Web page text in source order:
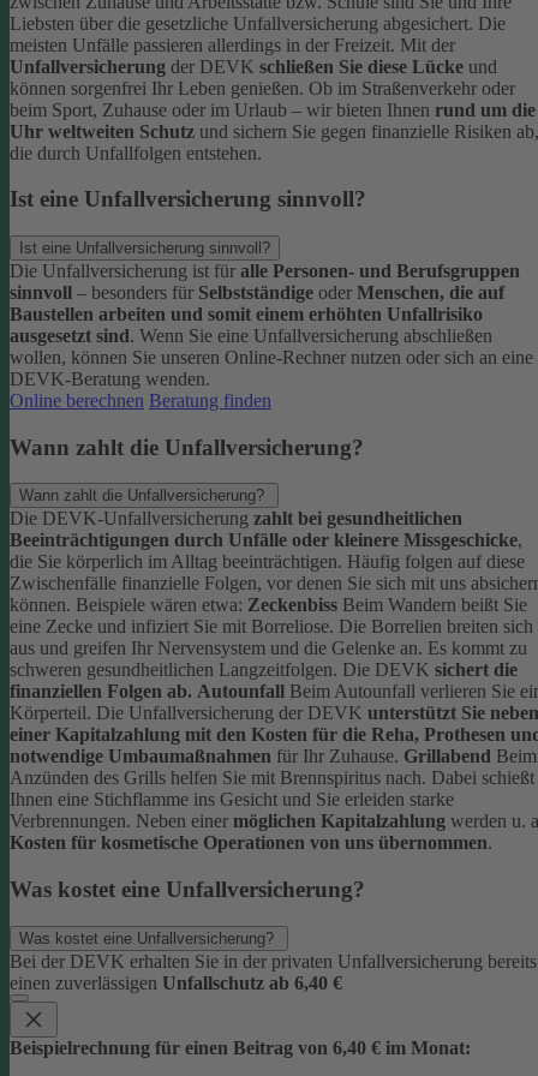
Liebsten über die gesetzliche Unfallversicherung abgesichert. Die
meisten Unfälle passieren allerdings in der Freizeit. Mit der
Unfallversicherung der DEVK schließen Sie diese Lücke und
können sorgenfrei Ihr Leben genießen. Ob im Straßenverkehr oder
beim Sport, Zuhause oder im Urlaub – wir bieten Ihnen rund um die
Uhr weltweiten Schutz und sichern Sie gegen finanzielle Risiken ab,
die durch Unfallfolgen entstehen.
Ist eine Unfallversicherung sinnvoll?
Ist eine Unfallversicherung sinnvoll?
Die Unfallversicherung ist für alle Personen- und Berufsgruppen
sinnvoll – besonders für Selbstständige oder Menschen, die auf
Baustellen arbeiten und somit einem erhöhten Unfallrisiko
ausgesetzt sind. Wenn Sie eine Unfallversicherung abschließen
wollen, können Sie unseren Online-Rechner nutzen oder sich an eine
DEVK-Beratung wenden.
Online berechnen Beratung finden
Wann zahlt die Unfallversicherung?
Wann zahlt die Unfallversicherung?
Die DEVK-Unfallversicherung zahlt bei gesundheitlichen
Beeinträchtigungen durch Unfälle oder kleinere Missgeschicke,
die Sie körperlich im Alltag beeinträchtigen. Häufig folgen auf diese
Zwischenfälle finanzielle Folgen, vor denen Sie sich mit uns
können. Beispiele wären etwa: Zeckenbiss Beim Wandern beißt Sie
eine Zecke und infiziert Sie mit Borreliose. Die Borrelien breiten sich
aus und greifen Ihr Nervensystem und die Gelenke an. Es kommt zu
schweren gesundheitlichen Langzeitfolgen. Die DEVK sichert die
finanziellen Folgen ab. Autounfall Beim Autounfall verlieren Sie
Körperteil. Die Unfallversicherung der DEVK unterstützt Sie neben
einer Kapitalzahlung mit den Kosten für die Reha, Prothesen
notwendige Umbaumaßnahmen für Ihr Zuhause. Grillabend Beim
Anzünden des Grills helfen Sie mit Brennspiritus nach. Dabei schießt
Ihnen eine Stichflamme ins Gesicht und Sie erleiden starke
Verbrennungen. Neben einer möglichen Kapitalzahlung werden u.
Kosten für kosmetische Operationen von uns übernommen.
Was kostet eine Unfallversicherung?
Was kostet eine Unfallversicherung?
Bei der DEVK erhalten Sie in der privaten Unfallversicherung bereits
einen zuverlässigen Unfallschutz ab 6,40 €
Beispielrechnung für einen Beitrag von 6,40 € im Monat: